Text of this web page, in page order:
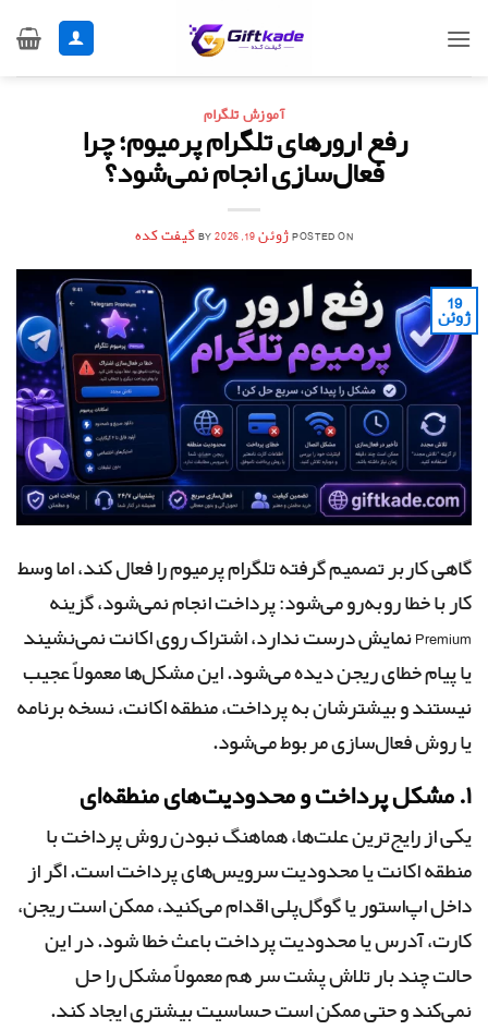
آموزش تلگرام
رفع ارورهای تلگرام پرمیوم؛ چرا
فعال‌سازی انجام نمی‌شود؟
POSTED ONژوئن 19, 2026 BYگیفت کده
19
ژوئن
گاهی کاربر تصمیم گرفته تلگرام پرمیوم را فعال کند، اما وسط
کار با خطا روبه‌رو می‌شود: پرداخت انجام نمی‌شود، گزینه
Premium نمایش درست ندارد، اشتراک روی اکانت نمی‌نشیند
یا پیام خطای ریجن دیده می‌شود. این مشکل‌ها معمولاً عجیب
نیستند و بیشترشان به پرداخت، منطقه اکانت، نسخه برنامه
یا روش فعال‌سازی مربوط می‌شود.
۱. مشکل پرداخت و محدودیت‌های منطقه‌ای
یکی از رایج‌ترین علت‌ها، هماهنگ نبودن روش پرداخت با
منطقه اکانت یا محدودیت سرویس‌های پرداخت است. اگر از
داخل اپ‌استور یا گوگل‌پلی اقدام می‌کنید، ممکن است ریجن،
کارت، آدرس یا محدودیت پرداخت باعث خطا شود. در این
حالت چند بار تلاش پشت سر هم معمولاً مشکل را حل
نمی‌کند و حتی ممکن است حساسیت بیشتری ایجاد کند.